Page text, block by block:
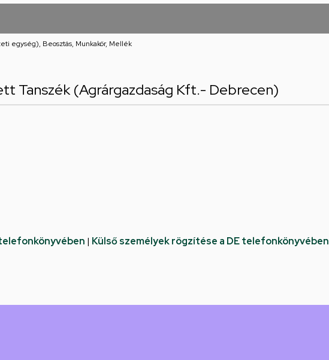
egység), Beosztás, Munkakör, Mellék
Tanszék (Agrárgazdaság Kft.- Debrecen)
| Külső személyek rögzítése a DE telefonkönyvében